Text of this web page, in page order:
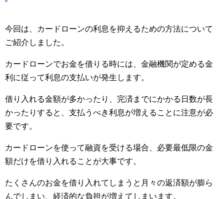
今回は、カードローンの利息を抑えるための方法について
ご紹介しました。
カードローンでお金を借りる時には、金融機関が定める金
利に従って利息の支払いが発生します。
借り入れる金額が多かったり、完済までにかかる日数が長
かったりすると、支払うべき利息が増えることに注意が必
要です。
カードローンを使って融資を受ける場合、必要最低限の金
額だけを借り入れることが大事です。
たくさんのお金を借り入れてしまうと月々の返済額が膨ら
んでしまい、経済的な負担が増えてしまいます。